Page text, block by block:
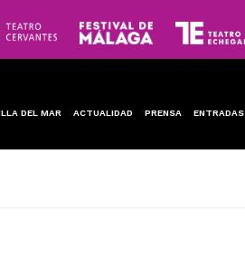
DEL MAR ACTUALIDAD PRENSA ENTRADAS